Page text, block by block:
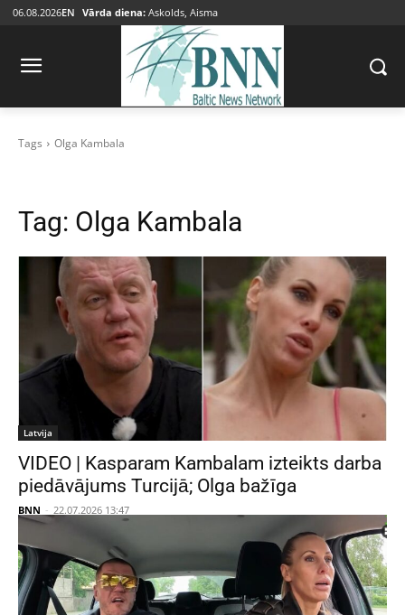
06.08.2026EN Vārda diena: Askolds, Aisma
Tags Olga Kambala
Tag: Olga Kambala
Latvija
VIDEO | Kasparam Kambalam izteikts darba
piedāvājums Turcijā; Olga bažīga
BNN - 22.07.2026 13:47